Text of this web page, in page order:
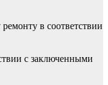
в соответствии
с заключенными